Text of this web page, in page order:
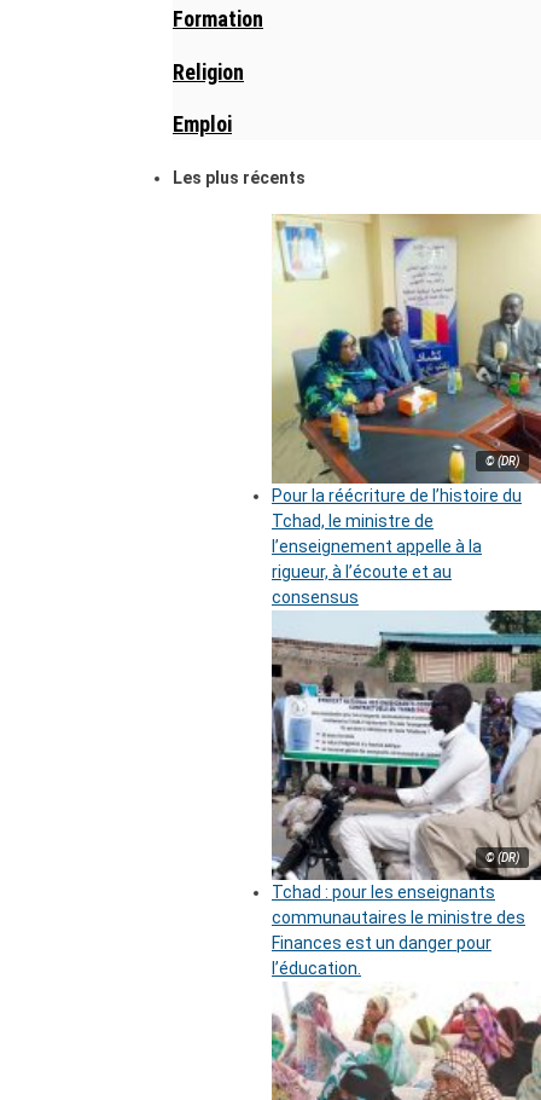
Formation
Religion
Emploi
Les plus récents
© (DR)
Pour la réécriture de l’histoire du
Tchad, le ministre de
l’enseignement appelle à la
rigueur, à l’écoute et au
consensus
© (DR)
Tchad : pour les enseignants
communautaires le ministre des
Finances est un danger pour
l’éducation.